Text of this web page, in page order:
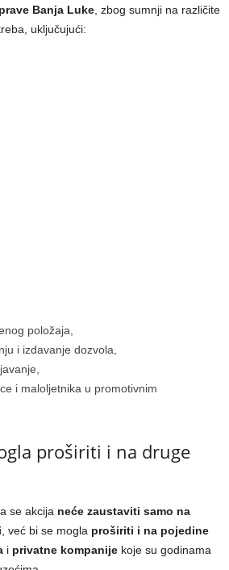
Banja Luke, zbog sumnji na različite
uključujući:
položaja,
i izdavanje dozvola,
i maloljetnika u promotivnim
proširiti i na druge
se akcija neće zaustaviti samo na
, već bi se mogla proširiti i na pojedine
i privatne kompanije koje su godinama